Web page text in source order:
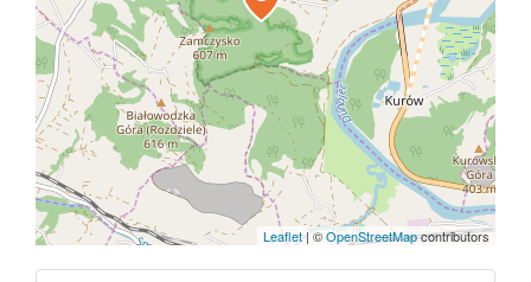
Leaflet |©OpenStreetMapcontributors